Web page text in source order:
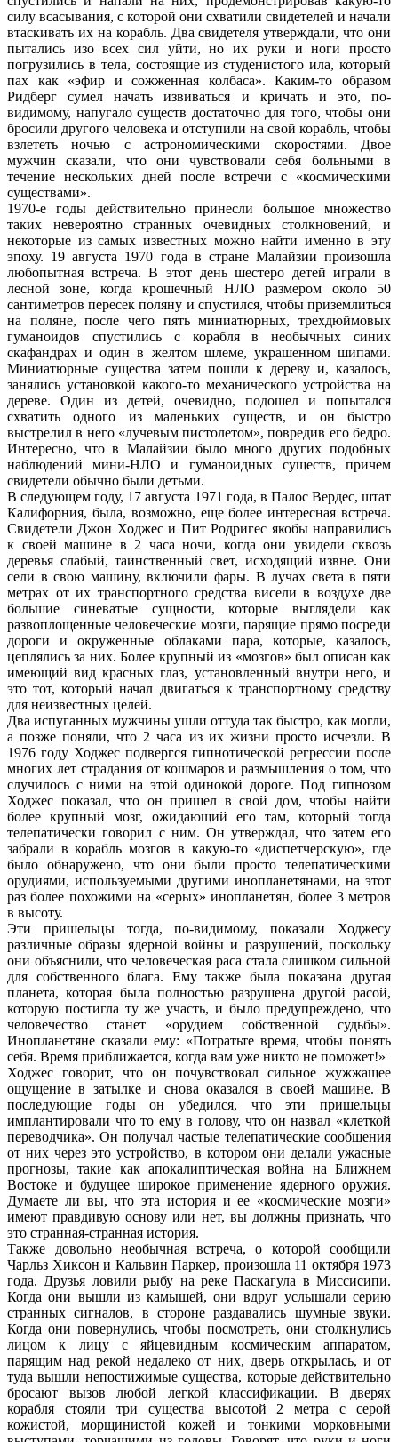
силу всасывания, с которой они схватили свидетелей и начали
втаскивать их на корабль. Два свидетеля утверждали, что они
пытались изо всех сил уйти, но их руки и ноги просто
погрузились в тела, состоящие из студенистого ила, который
пах как «эфир и сожженная колбаса». Каким-то образом
Ридберг сумел начать извиваться и кричать и это, по-
видимому, напугало существ достаточно для того, чтобы они
бросили другого человека и отступили на свой корабль, чтобы
взлететь ночью с астрономическими скоростями. Двое
мужчин сказали, что они чувствовали себя больными в
течение нескольких дней после встречи с «космическими
существами».
1970-е годы действительно принесли большое множество
таких невероятно странных очевидных столкновений, и
некоторые из самых известных можно найти именно в эту
эпоху. 19 августа 1970 года в стране Малайзии произошла
любопытная встреча. В этот день шестеро детей играли в
лесной зоне, когда крошечный НЛО размером около 50
сантиметров пересек поляну и спустился, чтобы приземлиться
на поляне, после чего пять миниатюрных, трехдюймовых
гуманоидов спустились с корабля в необычных синих
скафандрах и один в желтом шлеме, украшенном шипами.
Миниатюрные существа затем пошли к дереву и, казалось,
занялись установкой какого-то механического устройства на
дереве. Один из детей, очевидно, подошел и попытался
схватить одного из маленьких существ, и он быстро
выстрелил в него «лучевым пистолетом», повредив его бедро.
Интересно, что в Малайзии было много других подобных
наблюдений мини-НЛО и гуманоидных существ, причем
свидетели обычно были детьми.
В следующем году, 17 августа 1971 года, в Палос Вердес, штат
Калифорния, была, возможно, еще более интересная встреча.
Свидетели Джон Ходжес и Пит Родригес якобы направились
к своей машине в 2 часа ночи, когда они увидели сквозь
деревья слабый, таинственный свет, исходящий извне. Они
сели в свою машину, включили фары. В лучах света в пяти
метрах от их транспортного средства висели в воздухе две
большие синеватые сущности, которые выглядели как
развоплощенные человеческие мозги, парящие прямо посреди
дороги и окруженные облаками пара, которые, казалось,
цеплялись за них. Более крупный из «мозгов» был описан как
имеющий вид красных глаз, установленный внутри него, и
это тот, который начал двигаться к транспортному средству
для неизвестных целей.
Два испуганных мужчины ушли оттуда так быстро, как могли,
а позже поняли, что 2 часа из их жизни просто исчезли. В
1976 году Ходжес подвергся гипнотической регрессии после
многих лет страдания от кошмаров и размышления о том, что
случилось с ними на этой одинокой дороге. Под гипнозом
Ходжес показал, что он пришел в свой дом, чтобы найти
более крупный мозг, ожидающий его там, который тогда
телепатически говорил с ним. Он утверждал, что затем его
забрали в корабль мозгов в какую-то «диспетчерскую», где
было обнаружено, что они были просто телепатическими
орудиями, используемыми другими инопланетянами, на этот
раз более похожими на «серых» инопланетян, более 3 метров
в высоту.
Эти пришельцы тогда, по-видимому, показали Ходжесу
различные образы ядерной войны и разрушений, поскольку
они объяснили, что человеческая раса стала слишком сильной
для собственного блага. Ему также была показана другая
планета, которая была полностью разрушена другой расой,
которую постигла ту же участь, и было предупреждено, что
человечество станет «орудием собственной судьбы».
Инопланетяне сказали ему: «Потратьте время, чтобы понять
себя. Время приближается, когда вам уже никто не поможет!»
Ходжес говорит, что он почувствовал сильное жужжащее
ощущение в затылке и снова оказался в своей машине. В
последующие годы он убедился, что эти пришельцы
имплантировали что то ему в голову, что он назвал «клеткой
переводчика». Он получал частые телепатические сообщения
от них через это устройство, в котором они делали ужасные
прогнозы, такие как апокалиптическая война на Ближнем
Востоке и будущее широкое применение ядерного оружия.
Думаете ли вы, что эта история и ее «космические мозги»
имеют правдивую основу или нет, вы должны признать, что
это странная-странная история.
Также довольно необычная встреча, о которой сообщили
Чарльз Хиксон и Кальвин Паркер, произошла 11 октября 1973
года. Друзья ловили рыбу на реке Паскагула в Миссисипи.
Когда они вышли из камышей, они вдруг услышали серию
странных сигналов, в стороне раздавались шумные звуки.
Когда они повернулись, чтобы посмотреть, они столкнулись
лицом к лицу с яйцевидным космическим аппаратом,
парящим над рекой недалеко от них, дверь открылась, и от
туда вышли непостижимые существа, которые действительно
бросают вызов любой легкой классификации. В дверях
корабля стояли три существа высотой 2 метра с серой
кожистой, морщинистой кожей и тонкими морковными